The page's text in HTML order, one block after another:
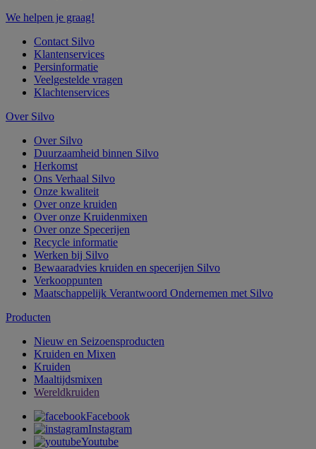
We helpen je graag!
Contact Silvo
Klantenservices
Persinformatie
Veelgestelde vragen
Klachtenservices
Over Silvo
Over Silvo
Duurzaamheid binnen Silvo
Herkomst
Ons Verhaal Silvo
Onze kwaliteit
Over onze kruiden
Over onze Kruidenmixen
Over onze Specerijen
Recycle informatie
Werken bij Silvo
Bewaaradvies kruiden en specerijen Silvo
Verkooppunten
Maatschappelijk Verantwoord Ondernemen met Silvo
Producten
Nieuw en Seizoensproducten
Kruiden en Mixen
Kruiden
Maaltijdsmixen
Wereldkruiden
Facebook
Instagram
Youtube